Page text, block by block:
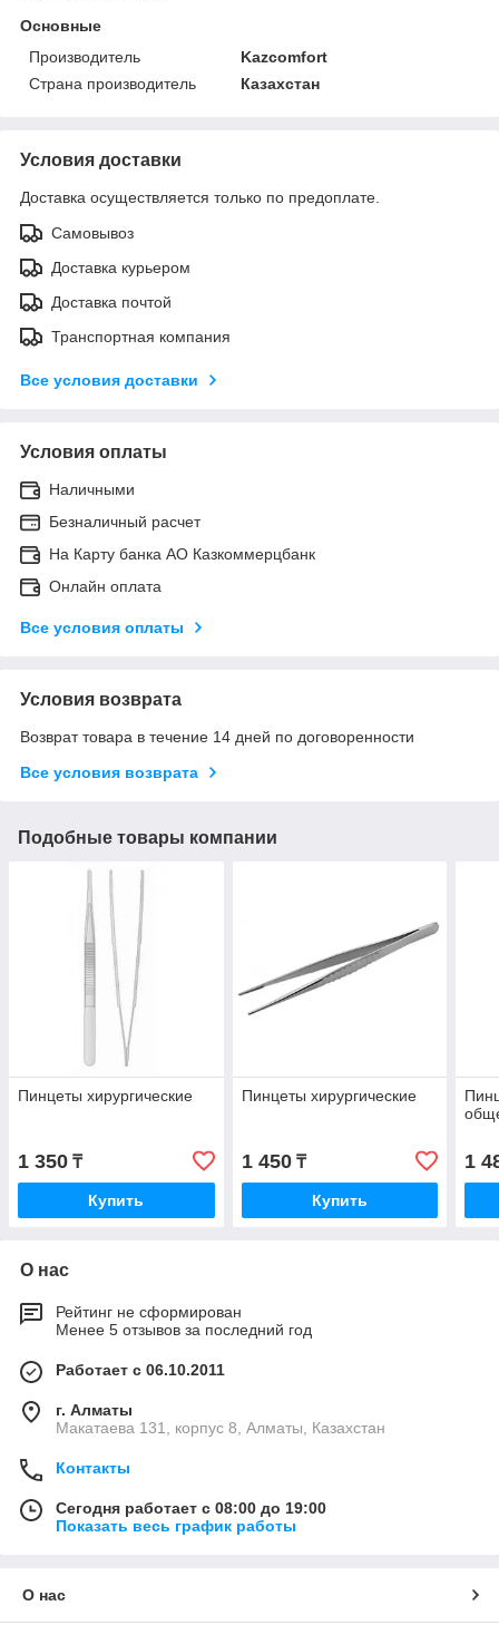
Основные
Производитель
Kazcomfort
Страна производитель
Казахстан
Условия доставки
Доставка осуществляется только по предоплате.
Самовывоз
Доставка курьером
Доставка почтой
Транспортная компания
Все условия доставки
Условия оплаты
Наличными
Безналичный расчет
На Карту банка АО Казкоммерцбанк
Онлайн оплата
Все условия оплаты
Условия возврата
Возврат товара в течение 14 дней по договоренности
Все условия возврата
Подобные товары компании
Пинцеты хирургические
1 350 ₸
Купить
Пинцеты хирургические
1 450₸
Купить
1
О нас
Рейтинг не сформирован
Менее 5 отзывов за последний год
Работает с 06.10.2011
г. Алматы
Макатаева 131, корпус 8, Алматы, Казахстан
Контакты
Сегодня работает с 08:00 до 19:00
Показать весь график работы
О нас